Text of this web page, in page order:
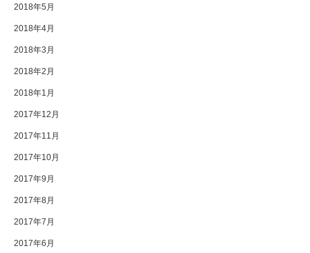
2018年5月
2018年4月
2018年3月
2018年2月
2018年1月
2017年12月
2017年11月
2017年10月
2017年9月
2017年8月
2017年7月
2017年6月